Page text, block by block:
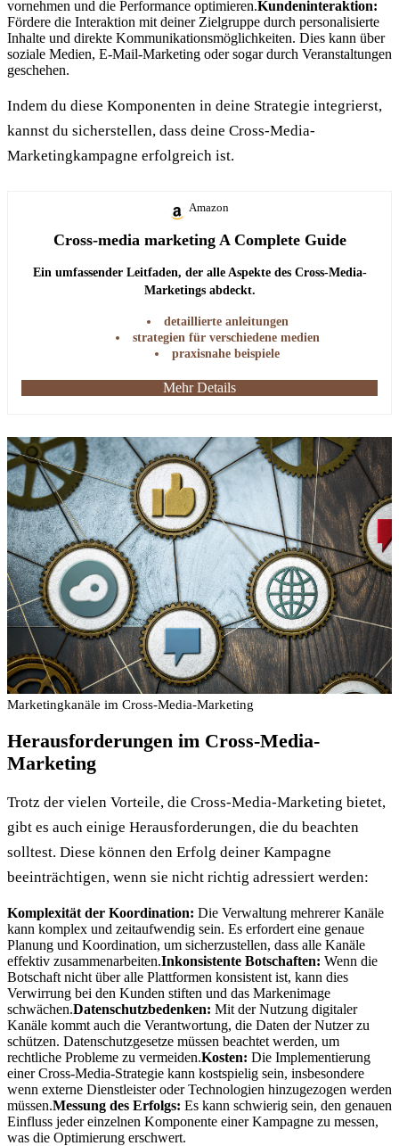
vornehmen und die Performance optimieren.Kundeninteraktion:
Fördere die Interaktion mit deiner Zielgruppe durch personalisierte
Inhalte und direkte Kommunikationsmöglichkeiten. Dies kann über
soziale Medien, E-Mail-Marketing oder sogar durch Veranstaltungen
geschehen.
Indem du diese Komponenten in deine Strategie integrierst,
kannst du sicherstellen, dass deine Cross-Media-
Marketingkampagne erfolgreich ist.
Amazon
Cross-media marketing A Complete Guide
Ein umfassender Leitfaden, der alle Aspekte des Cross-Media-
Marketings abdeckt.
detaillierte anleitungen
strategien für verschiedene medien
praxisnahe beispiele
Mehr Details
Marketingkanäle im Cross-Media-Marketing
Herausforderungen im Cross-Media-
Marketing
Trotz der vielen Vorteile, die Cross-Media-Marketing bietet,
gibt es auch einige Herausforderungen, die du beachten
solltest. Diese können den Erfolg deiner Kampagne
beeinträchtigen, wenn sie nicht richtig adressiert werden:
Komplexität der Koordination: Die Verwaltung mehrerer Kanäle
kann komplex und zeitaufwendig sein. Es erfordert eine genaue
Planung und Koordination, um sicherzustellen, dass alle Kanäle
effektiv zusammenarbeiten.Inkonsistente Botschaften: Wenn die
Botschaft nicht über alle Plattformen konsistent ist, kann dies
Verwirrung bei den Kunden stiften und das Markenimage
schwächen.Datenschutzbedenken: Mit der Nutzung digitaler
Kanäle kommt auch die Verantwortung, die Daten der Nutzer zu
schützen. Datenschutzgesetze müssen beachtet werden, um
rechtliche Probleme zu vermeiden.Kosten: Die Implementierung
einer Cross-Media-Strategie kann kostspielig sein, insbesondere
wenn externe Dienstleister oder Technologien hinzugezogen werden
müssen.Messung des Erfolgs: Es kann schwierig sein, den genauen
Einfluss jeder einzelnen Komponente einer Kampagne zu messen,
was die Optimierung erschwert.